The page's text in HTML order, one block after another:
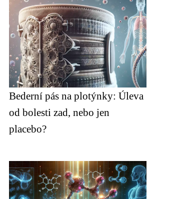
Bederní pás na plotýnky: Úleva
od bolesti zad, nebo jen
placebo?